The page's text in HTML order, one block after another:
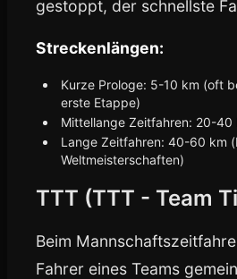
gestoppt, der schnellste
Streckenlängen:
Kurze Prologe: 5-10 km (oft
erste Etappe)
Mittellange Zeitfahren: 20-40
Lange Zeitfahren: 40-60 km
Weltmeisterschaften)
TTT (TTT - Team
Beim
Fahrer eines Teams